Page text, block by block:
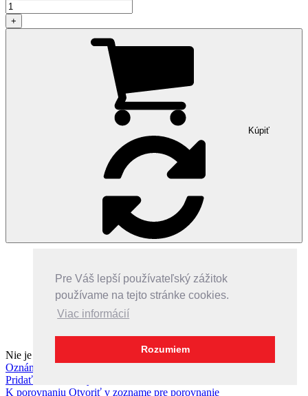
Pre Váš lepší používateľský zážitok
používame na tejto stránke cookies.
Viac informácií
Rozumiem
+
Kúpiť
Nie je k dispozícii
Oznámiť, ak sa objaví
Pridať do obľúbených
K porovnaniu Otvoriť v zozname pre porovnanie